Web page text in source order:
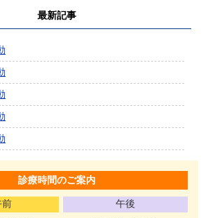
最新記事
診療時間のご案内
前 午後